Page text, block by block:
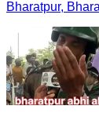
Bharatpur,